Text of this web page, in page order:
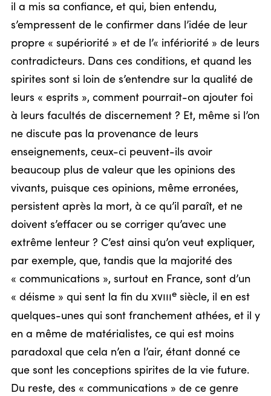
il a mis sa confiance, et qui, bien entendu,
s’empressent de le confirmer dans l’idée de leur
propre « supériorité » et de l’« infériorité » de leurs
contradicteurs. Dans ces conditions, et quand les
spirites sont si loin de s’entendre sur la qualité de
leurs « esprits », comment pourrait-on ajouter foi
à leurs facultés de discernement ? Et, même si l’on
ne discute pas la provenance de leurs
enseignements, ceux-ci peuvent-ils avoir
beaucoup plus de valeur que les opinions des
vivants, puisque ces opinions, même erronées,
persistent après la mort, à ce qu’il paraît, et ne
doivent s’effacer ou se corriger qu’avec une
extrême lenteur ? C’est ainsi qu’on veut expliquer,
par exemple, que, tandis que la majorité des
« communications », surtout en France, sont d’un
« déisme » qui sent la fin du xviiie siècle, il en est
quelques-unes qui sont franchement athées, et il y
en a même de matérialistes, ce qui est moins
paradoxal que cela n’en a l’air, étant donné ce
que sont les conceptions spirites de la vie future.
Du reste, des « communications » de ce genre